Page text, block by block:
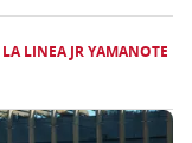
LA LINEA JR YAMANOTE